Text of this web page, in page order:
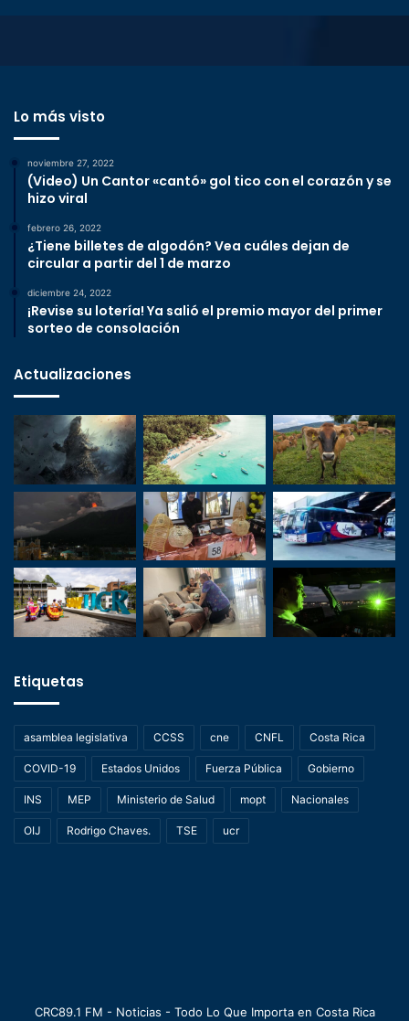
Lo más visto
noviembre 27, 2022
(Video) Un Cantor «cantó» gol tico con el corazón y se
hizo viral
febrero 26, 2022
¿Tiene billetes de algodón? Vea cuáles dejan de
circular a partir del 1 de marzo
diciembre 24, 2022
¡Revise su lotería! Ya salió el premio mayor del primer
sorteo de consolación
Actualizaciones
Etiquetas
asamblea legislativa CCSS cne CNFL Costa Rica
COVID-19 Estados Unidos Fuerza Pública Gobierno
INS MEP Ministerio de Salud mopt Nacionales
OIJ Rodrigo Chaves. TSE ucr
CRC89.1 FM - Noticias - Todo Lo Que Importa en Costa Rica